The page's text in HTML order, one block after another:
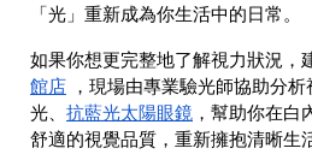
「光」重新成為你生活中的日常。
如果你想更完整地了解視力狀況，
館店 ，現場由專業驗光師協助分
光、 抗藍光太陽眼鏡 ，幫助你在白
舒適的視覺品質，重新擁抱清晰生